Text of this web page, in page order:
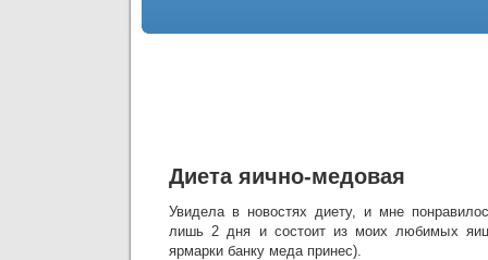
Диета яично-медовая
Увидела в новостях диету, и мне
лишь 2 дня и состоит из моих любимых
ярмарки банку меда принес).